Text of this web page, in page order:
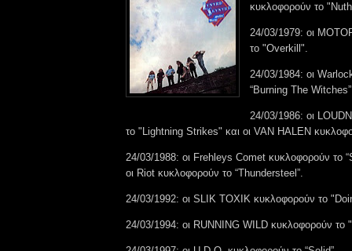
κυκλοφορούν το
24/03/1979: οι
το "Overkill".
24/03/1984: οι
“Burning The
24/03/1986: οι
το "Lightning Strikes" και οι VAN HALEN
24/03/1988: οι Frehleys Comet κυκλοφορούν το
οι Riot κυκλοφορούν το “Thundersteel”.
24/03/1992: οι SLIK TOXIK κυκλοφορούν το
24/03/1994: οι RUNNING WILD κυκλοφορούν